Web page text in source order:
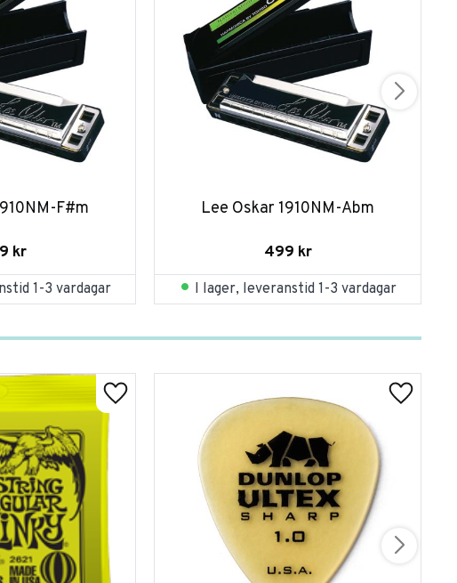
F#m
kr
1-3 vardagar
Lee Oskar 1910NM-Abm
499 kr
I lager, leveranstid 1-3 vardagar